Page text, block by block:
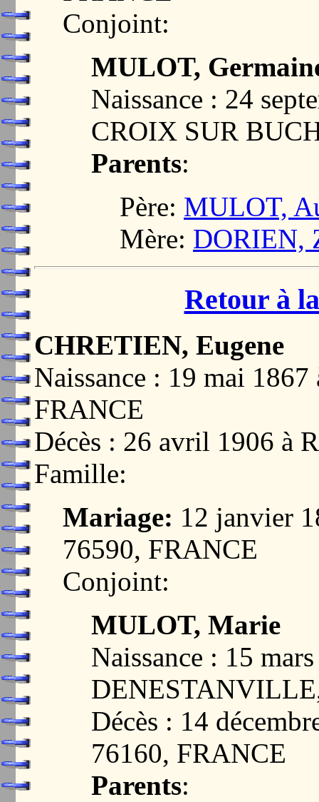
Conjoint:
MULOT,
Naissance : 24
CROIX SUR
Parents:
Père: MULOT,
Mère: DORIEN,
Retour à
CHRETIEN, Eugene
Naissance : 19 mai
FRANCE
Décès : 26 avril 1906 à
Famille:
Mariage: 12 janvier
76590, FRANCE
Conjoint:
MULOT, Marie
Naissance : 15
Décès : 14
76160, FRANCE
Parents: